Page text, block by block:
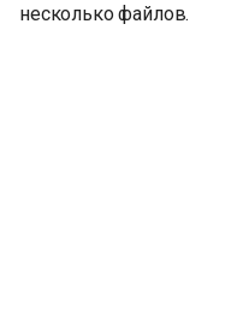
несколько файлов.